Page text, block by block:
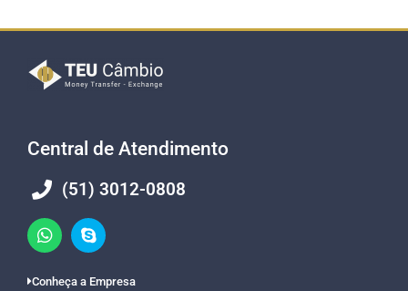
Central de Atendimento
(51) 3012-0808
Conheça a Empresa